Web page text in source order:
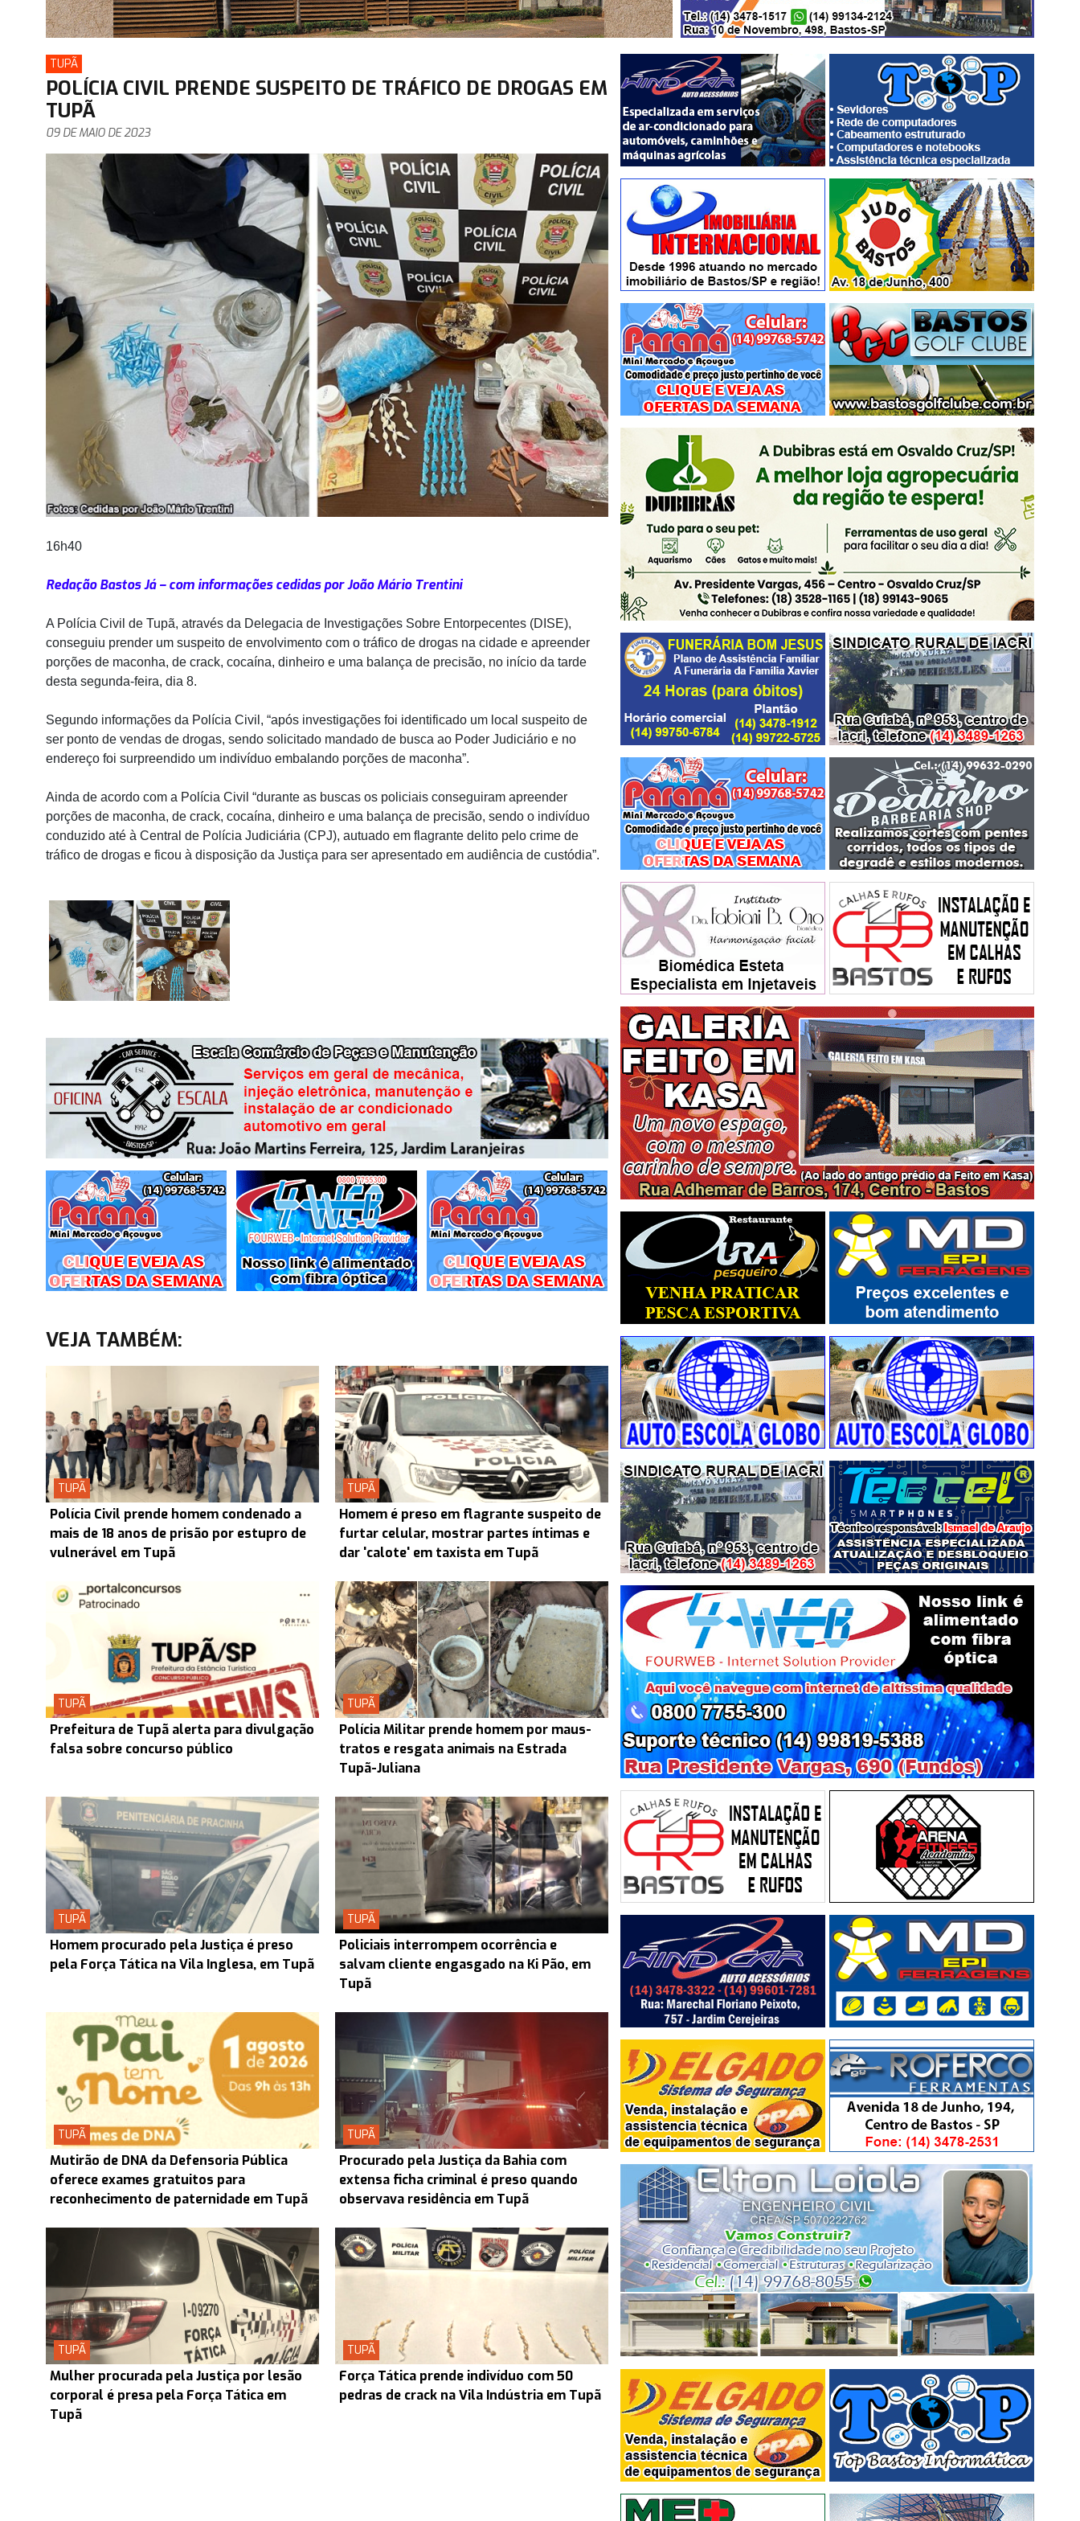
TUPÃ
POLÍCIA CIVIL PRENDE SUSPEITO DE TRÁFICO DE DROGAS EM
TUPÃ
09 DE MAIO DE 2023
16h40
Redação Bastos Já – com informações cedidas por João Mário Trentini
A Polícia Civil de Tupã, através da Delegacia de Investigações Sobre Entorpecentes (DISE),
conseguiu prender um suspeito de envolvimento com o tráfico de drogas na cidade e apreender
porções de maconha, de crack, cocaína, dinheiro e uma balança de precisão, no início da tarde
desta segunda-feira, dia 8.
Segundo informações da Polícia Civil, “após investigações foi identificado um local suspeito de
ser ponto de vendas de drogas, sendo solicitado mandado de busca ao Poder Judiciário e no
endereço foi surpreendido um indivíduo embalando porções de maconha”.
Ainda de acordo com a Polícia Civil “durante as buscas os policiais conseguiram apreender
porções de maconha, de crack, cocaína, dinheiro e uma balança de precisão, sendo o indivíduo
conduzido até à Central de Polícia Judiciária (CPJ), autuado em flagrante delito pelo crime de
tráfico de drogas e ficou à disposição da Justiça para ser apresentado em audiência de custódia”.
VEJA TAMBÉM:
TUPÃ
Polícia Civil prende homem condenado a
mais de 18 anos de prisão por estupro de
vulnerável em Tupã
TUPÃ
Homem é preso em flagrante suspeito de
furtar celular, mostrar partes íntimas e
dar 'calote' em taxista em Tupã
TUPÃ
Prefeitura de Tupã alerta para divulgação
falsa sobre concurso público
TUPÃ
Polícia Militar prende homem por maus-
tratos e resgata animais na Estrada
Tupã-Juliana
TUPÃ
Homem procurado pela Justiça é preso
pela Força Tática na Vila Inglesa, em Tupã
TUPÃ
Policiais interrompem ocorrência e
salvam cliente engasgado na Ki Pão, em
Tupã
TUPÃ
Mutirão de DNA da Defensoria Pública
oferece exames gratuitos para
reconhecimento de paternidade em Tupã
TUPÃ
Procurado pela Justiça da Bahia com
extensa ficha criminal é preso quando
observava residência em Tupã
TUPÃ
Mulher procurada pela Justiça por lesão
corporal é presa pela Força Tática em
Tupã
TUPÃ
Força Tática prende indivíduo com 50
pedras de crack na Vila Indústria em Tupã